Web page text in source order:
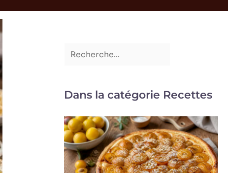
Dans la catégorie Recettes